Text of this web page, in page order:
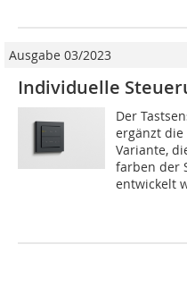
Ausgabe 03/2023
Individuelle
Der
ergänzt die
Variante,
farben der
entwickelt